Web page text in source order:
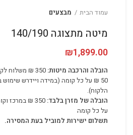
עמוד הבית מבצעים
מיטה מתצוגה 140/190
₪1,899.00
הובלה והרכבה מיטות:
50 ₪ על כל קומה (במידה ויידרש
הלקוח).
הובלה של מזרן בלבד:
על כל קומה
תשלום ישירות למוביל בעת המסירה.